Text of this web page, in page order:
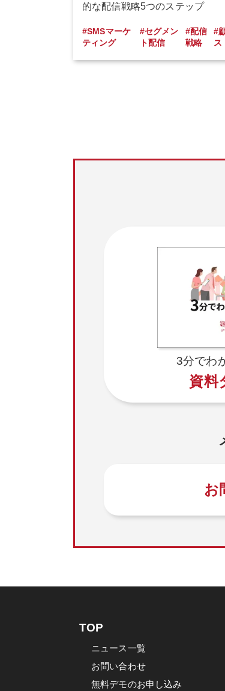
的な配信戦略5つのステップ
#SMSマーケ
ティング
#セグメン
ト配信
#配信
戦略
#
ス
3分でわ
資料
お
TOP
ニュース一覧
お問い合わせ
無料デモのお申し込み